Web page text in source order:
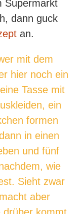
Supermarkt
dann guck
an.
mit dem
hier noch ein
Tasse mit
ein
formen
in einen
und fünf
wie
Sieht zwar
aber